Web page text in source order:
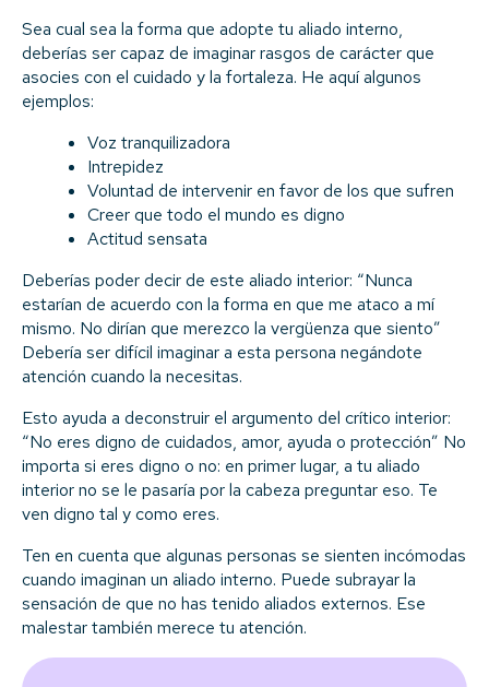
Sea cual sea la forma que adopte tu aliado interno,
deberías ser capaz de imaginar rasgos de carácter que
asocies con el cuidado y la fortaleza. He aquí algunos
ejemplos:
Voz tranquilizadora
Intrepidez
Voluntad de intervenir en favor de los que sufren
Creer que todo el mundo es digno
Actitud sensata
Deberías poder decir de este aliado interior: “Nunca
estarían de acuerdo con la forma en que me ataco a mí
mismo. No dirían que merezco la vergüenza que siento”
Debería ser difícil imaginar a esta persona negándote
atención cuando la necesitas.
Esto ayuda a deconstruir el argumento del crítico interior:
“No eres digno de cuidados, amor, ayuda o protección” No
importa si eres digno o no: en primer lugar, a tu aliado
interior no se le pasaría por la cabeza preguntar eso. Te
ven digno tal y como eres.
Ten en cuenta que algunas personas se sienten incómodas
cuando imaginan un aliado interno. Puede subrayar la
sensación de que no has tenido aliados externos. Ese
malestar también merece tu atención.